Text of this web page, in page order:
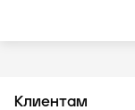
Клиентам